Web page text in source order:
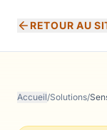
RETOUR AU
Accueil/Solutions/